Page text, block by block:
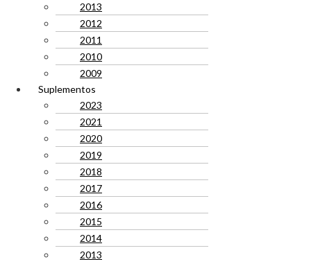
2013
2012
2011
2010
2009
Suplementos
2023
2021
2020
2019
2018
2017
2016
2015
2014
2013